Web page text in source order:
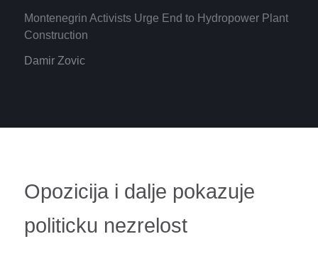
Montenegrin Activists Urge End to Hydropower Plant
Construction
Damir Zovic
Opozicija i dalje pokazuje
politicku nezrelost